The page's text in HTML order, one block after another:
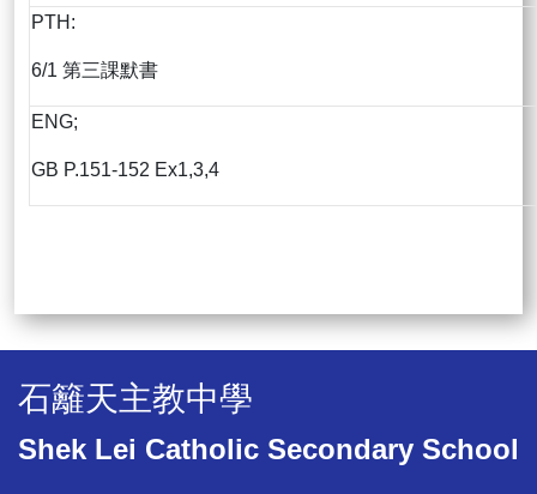
PTH:
6/1 第三課默書
ENG;
GB P.151-152 Ex1,3,4
石籬天主教中學
Shek Lei Catholic Secondary School